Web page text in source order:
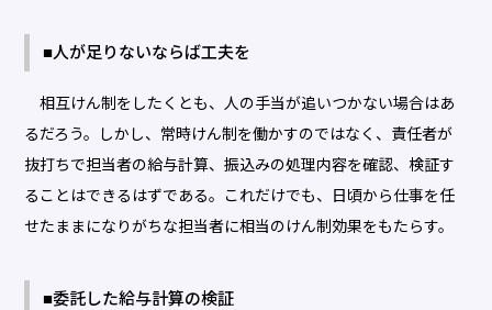
■人が足りないならば工夫を
相互けん制をしたくとも、人の手当が追いつかない場合はあ
るだろう。しかし、常時けん制を働かすのではなく、責任者が
抜打ちで担当者の給与計算、振込みの処理内容を確認、検証す
ることはできるはずである。これだけでも、日頃から仕事を任
せたままになりがちな担当者に相当のけん制効果をもたらす。
■委託した給与計算の検証